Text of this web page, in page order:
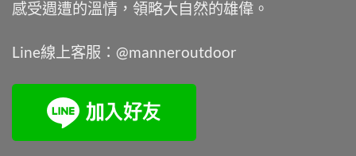
感受週遭的溫情，領略大自然的雄偉。
Line線上客服：@manneroutdoor